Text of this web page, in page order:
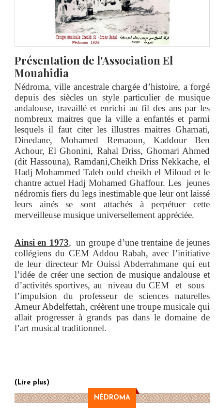
Présentation de l'Association El
Mouahidia
Nédroma, ville ancestrale chargée d’histoire, a forgé
depuis des siècles un style particulier de musique
andalouse, travaillé et enrichi au fil des ans par les
nombreux maitres que la ville a enfantés et parmi
lesquels il faut citer les illustres maitres Gharnati,
Dinedane, Mohamed Remaoun, Kaddour Ben
Achour, El Ghonini, Rahal Driss, Ghomari Ahmed
(dit Hassouna), Ramdani,Cheikh Driss Nekkache, el
Hadj Mohammed Taleb ould cheikh el Miloud et le
chantre actuel Hadj Mohamed Ghaffour. Les jeunes
nédromis fiers du legs inestimable que leur ont laissé
leurs ainés se sont attachés à perpétuer cette
merveilleuse musique universellement appréciée.
Ainsi en 1973, un groupe d’une trentaine de jeunes
collégiens du CEM Addou Rabah, avec l’initiative
de leur directeur Mr Ouissi Abderrahmane qui eut
l’idée de créer une section de musique andalouse et
d’activités sportives, au niveau du CEM et sous
l’impulsion du professeur de sciences naturelles
Ameur Abdelfettah, créèrent une troupe musicale qui
allait progresser à grands pas dans le domaine de
l’art musical traditionnel.
(Lire plus)
NÉDROMA